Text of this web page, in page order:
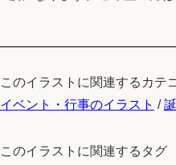
このイラストに関連するカテ
イベント・行事のイラスト /
このイラストに関連するタグ